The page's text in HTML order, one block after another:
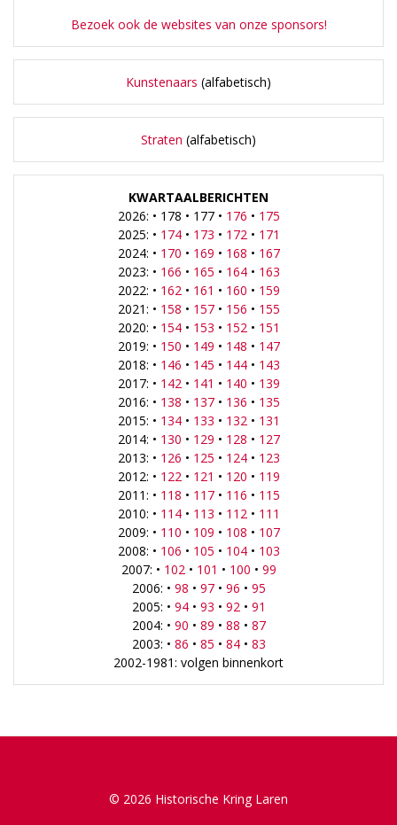
Bezoek ook de websites van onze sponsors!
Kunstenaars (alfabetisch)
Straten (alfabetisch)
KWARTAALBERICHTEN
2026: • 178 • 177 • 176 • 175
2025: • 174• 173 • 172• 171
2024: • 170 • 169 • 168 • 167
2023: • 166 • 165 • 164• 163
2022: • 162• 161 • 160 • 159
2021: • 158 • 157• 156 • 155
2020: • 154• 153 • 152• 151
2019: • 150 • 149 • 148 • 147
2018: • 146 • 145 • 144• 143
2017: • 142• 141 • 140 • 139
2016: • 138 • 137• 136 • 135
2015: • 134• 133 • 132• 131
2014: • 130 • 129 • 128 • 127
2013: • 126 • 125 • 124• 123
2012: • 122• 121 • 120 • 119
2011: • 118 • 117• 116 • 115
2010: • 114• 113 • 112• 111
2009: • 110 • 109 • 108 • 107
2008: • 106 • 105 • 104• 103
2007: • 102• 101 • 100 • 99
2006: • 98 • 97• 96 • 95
2005: • 94• 93 • 92• 91
2004: • 90 • 89 • 88 • 87
2003: • 86 • 85 • 84• 83
2002-1981: volgen binnenkort
© 2026 Historische Kring Laren